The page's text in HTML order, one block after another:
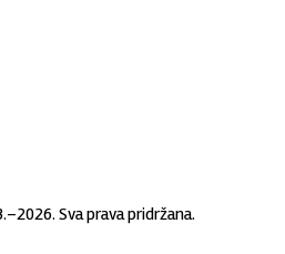
Sva prava pridržana.